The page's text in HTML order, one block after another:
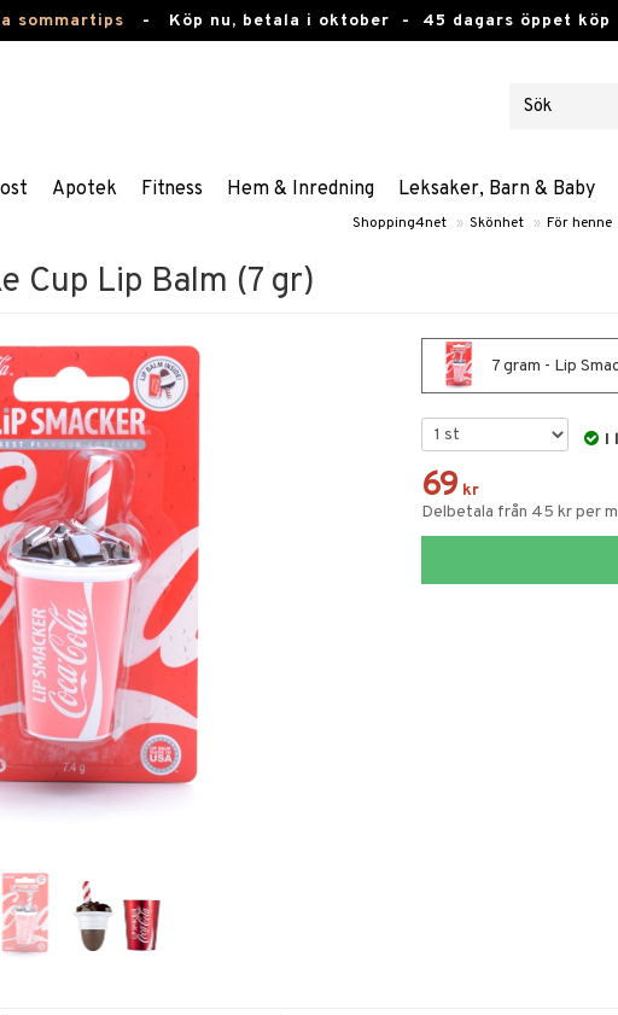
sommartips - Köp nu, betala i oktober - 45 dagars öppet köp
Apotek Fitness Hem & Inredning Leksaker, Barn & Baby
Shopping4net » Skönhet » För henne
Cup Lip Balm (7 gr)
7 gram - Lip
I
69 kr
Delbetala från 45 kr per